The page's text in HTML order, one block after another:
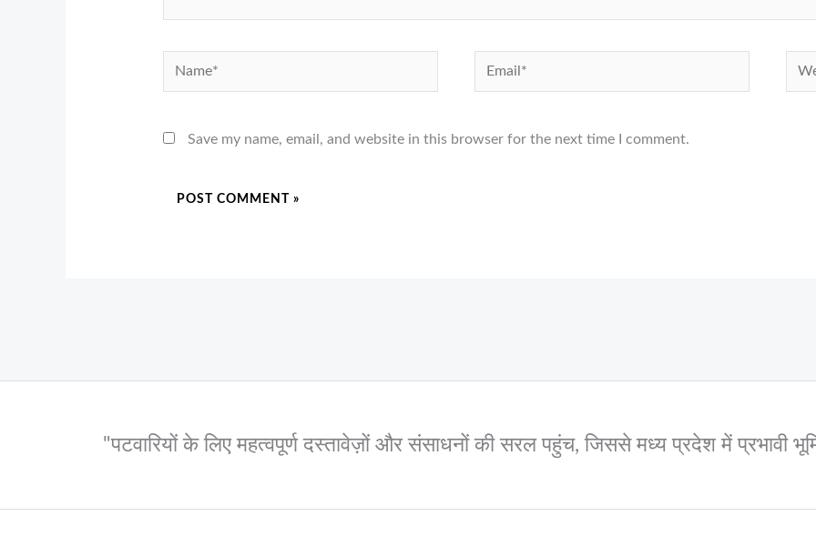
Name* Email*
Save my name, email, and website in this browser for the next time I comment.
"पटवारियों के लिए महत्वपूर्ण दस्तावेज़ों और संसाधनों की सरल पहुंच, जिससे मध्य प्रदेश में